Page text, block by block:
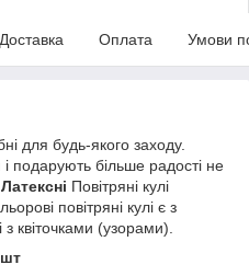
Доставка Оплата Умови
для будь-якого заходу.
і подарують більше радості не
Латексні Повітряні кулі
повітряні кулі є з
квіточками (узорами).